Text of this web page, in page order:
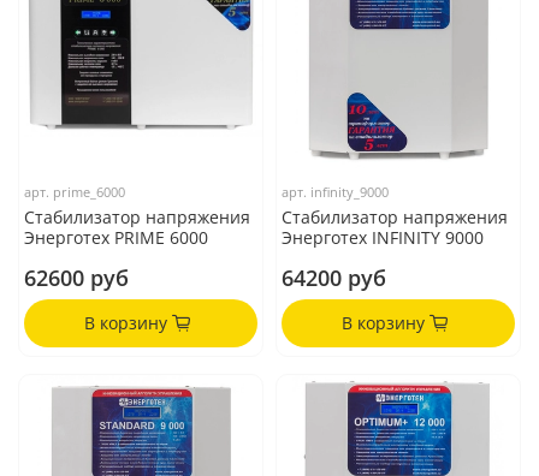
арт. prime_6000
Стабилизатор напряжения
Энерготех PRIME 6000
62600 руб
В корзину
арт. infinity_9000
Стабилизатор напряжения
Энерготех INFINITY 9000
64200 руб
В корзину